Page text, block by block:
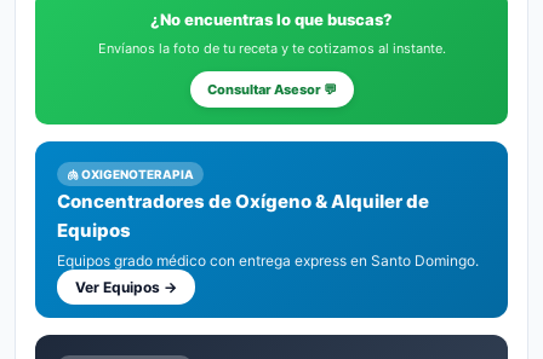
¿No encuentras lo que buscas?
Envíanos la foto de tu receta y te cotizamos al instante.
Consultar Asesor 💬
🫁 OXIGENOTERAPIA
Concentradores de Oxígeno & Alquiler de
Equipos
Equipos grado médico con entrega express en Santo Domingo.
Ver Equipos →